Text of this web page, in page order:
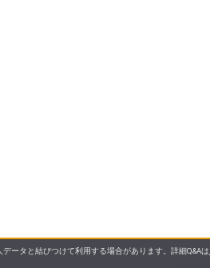
ータと結びつけて利用する場合があります。詳細Q&Aは